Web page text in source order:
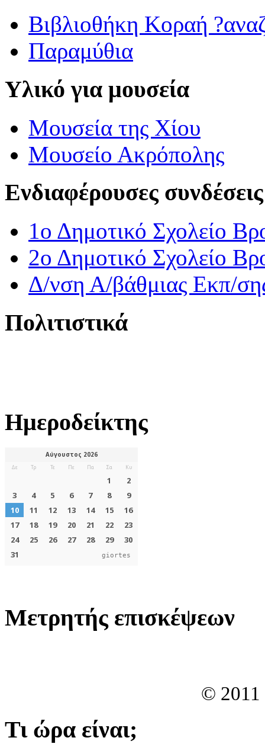
Βιβλιοθήκη Κοραή
Παραμύθια
Υλικό για μουσεία
Μουσεία της Χίου
Μουσείο Ακρόπολης
Ενδιαφέρουσες συνδέσεις
1ο Δημοτικό Σχολείο
2ο Δημοτικό Σχολείο
Δ/νση Α/βάθμιας Εκπ/
Πολιτιστικά
Ημεροδείκτης
giortes
Μετρητής επισκέψεων
©
Τι ώρα είναι;